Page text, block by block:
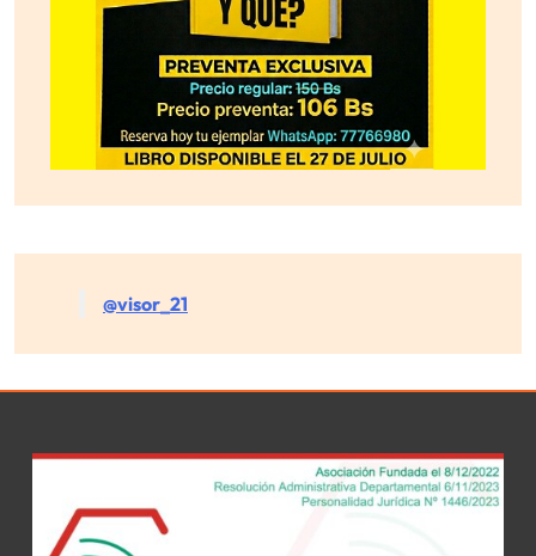
@visor_21